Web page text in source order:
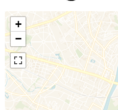
+
−